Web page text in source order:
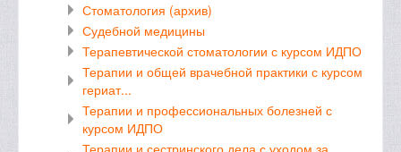
Стоматология (архив)
Судебной медицины
Терапевтической стоматологии с курсом ИДПО
Терапии и общей врачебной практики с курсом
гериат...
Терапии и профессиональных болезней с
курсом ИДПО
Терапии и сестринского дела с уходом за